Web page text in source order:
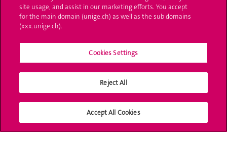
UNIGE Mobile
Médias
Offres d'emploi
Bibliothèque
Médias sociaux UNIGE
site usage, and assist in our marketing efforts. You accept
for the main domain (unige.ch) as well as the sub domains
(xxx.unige.ch).
Cookies Settings
Reject All
Accept All Cookies